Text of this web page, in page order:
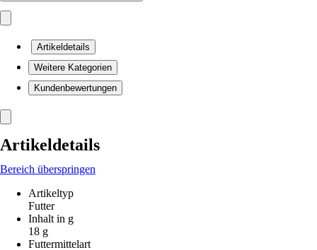
Artikeldetails
Weitere Kategorien
Kundenbewertungen
Artikeldetails
Bereich überspringen
Artikeltyp
Futter
Inhalt in g
18 g
Futtermittelart